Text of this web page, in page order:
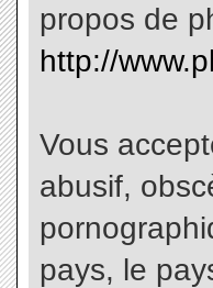
propos de
http://
Vous
abusif,
pays, le